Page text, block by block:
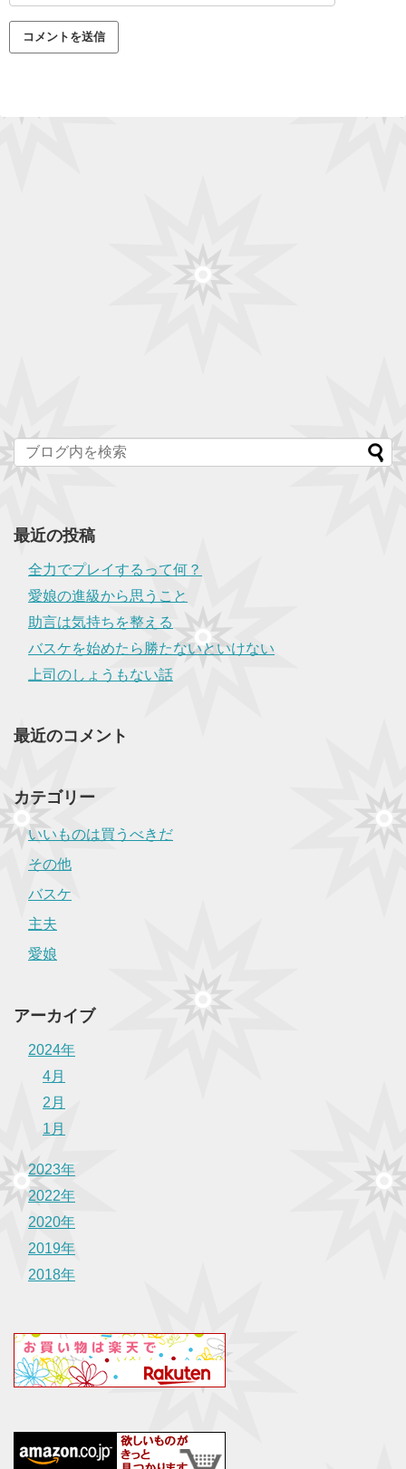
最近の投稿
全力でプレイするって何？
愛娘の進級から思うこと
助言は気持ちを整える
バスケを始めたら勝たないといけない
上司のしょうもない話
最近のコメント
カテゴリー
いいものは買うべきだ
その他
バスケ
主夫
愛娘
アーカイブ
2024年
4月
2月
1月
2023年
2022年
2020年
2019年
2018年